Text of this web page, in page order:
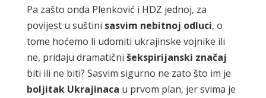
Pa zašto onda Plenković i HDZ jednoj, za
povijest u suštini sasvim nebitnoj odluci, o
tome hoćemo li udomiti ukrajinske vojnike ili
ne, pridaju dramatični šekspirijanski značaj
biti ili ne biti? Sasvim sigurno ne zato što im je
boljitak Ukrajinaca u prvom plan, jer svima je